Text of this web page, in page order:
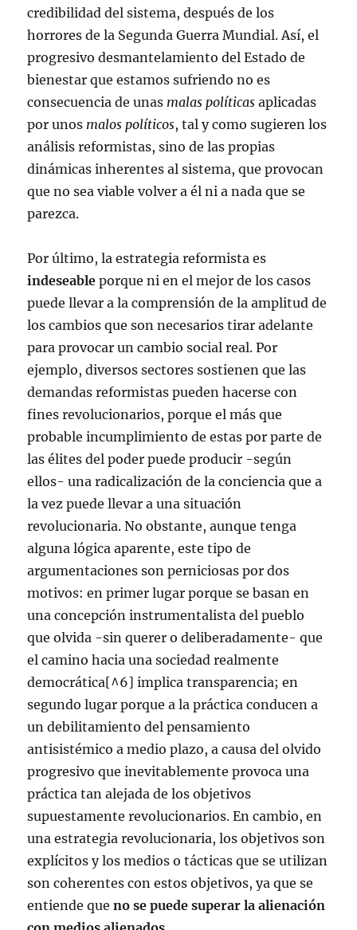
credibilidad del sistema, después de los
horrores de la Segunda Guerra Mundial. Así, el
progresivo desmantelamiento del Estado de
bienestar que estamos sufriendo no es
consecuencia de unas malas políticas aplicadas
por unos malos políticos, tal y como sugieren los
análisis reformistas, sino de las propias
dinámicas inherentes al sistema, que provocan
que no sea viable volver a él ni a nada que se
parezca.
Por último, la estrategia reformista es
indeseable porque ni en el mejor de los casos
puede llevar a la comprensión de la amplitud de
los cambios que son necesarios tirar adelante
para provocar un cambio social real. Por
ejemplo, diversos sectores sostienen que las
demandas reformistas pueden hacerse con
fines revolucionarios, porque el más que
probable incumplimiento de estas por parte de
las élites del poder puede producir -según
ellos- una radicalización de la conciencia que a
la vez puede llevar a una situación
revolucionaria. No obstante, aunque tenga
alguna lógica aparente, este tipo de
argumentaciones son perniciosas por dos
motivos: en primer lugar porque se basan en
una concepción instrumentalista del pueblo
que olvida -sin querer o deliberadamente- que
el camino hacia una sociedad realmente
democrática[^6] implica transparencia; en
segundo lugar porque a la práctica conducen a
un debilitamiento del pensamiento
antisistémico a medio plazo, a causa del olvido
progresivo que inevitablemente provoca una
práctica tan alejada de los objetivos
supuestamente revolucionarios. En cambio, en
una estrategia revolucionaria, los objetivos son
explícitos y los medios o tácticas que se utilizan
son coherentes con estos objetivos, ya que se
entiende queno se puede superar la alienación